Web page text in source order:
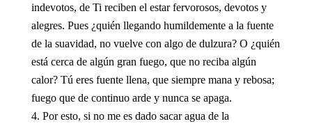
indevotos, de Ti reciben el estar fervorosos, devotos y
alegres. Pues ¿quién llegando humildemente a la fuente
de la suavidad, no vuelve con algo de dulzura? O ¿quién
está cerca de algún gran fuego, que no reciba algún
calor? Tú eres fuente llena, que siempre mana y rebosa;
fuego que de continuo arde y nunca se apaga.
Por esto, si no me es dado sacar agua de la